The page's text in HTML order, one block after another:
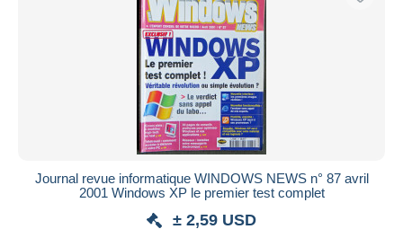
Journal revue informatique WINDOWS NEWS n° 87 avril
2001 Windows XP le premier test complet
± 2,59 USD